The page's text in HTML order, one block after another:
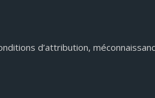
d’attribution,